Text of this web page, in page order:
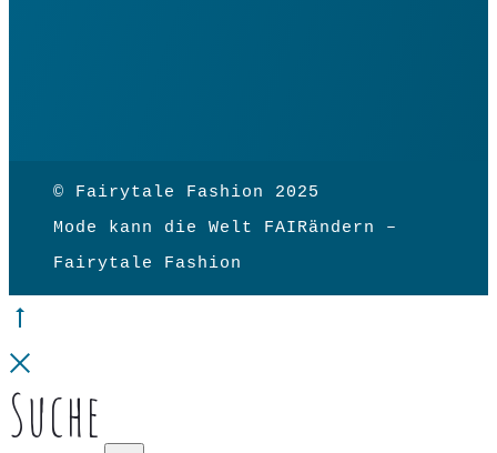
© Fairytale Fashion 2025
Mode kann die Welt FAIRändern –
Fairytale Fashion
top
Suche